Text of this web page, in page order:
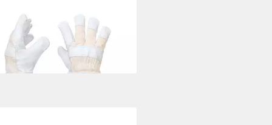
top
Handschuh, gefüttert
Werktagen bei dir